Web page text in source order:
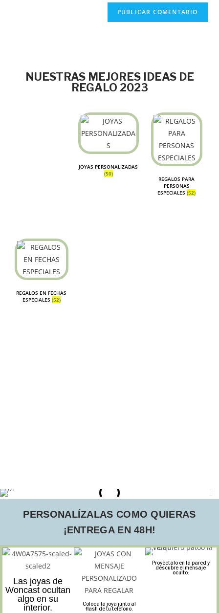
NUESTRAS MEJORES IDEAS DE
REGALO 2023
JOYAS PERSONALIZADAS
(50)
REGALOS PARA
PERSONAS
ESPECIALES(52)
REGALOS EN FECHAS
ESPECIALES (52)
PERSONALÍZALAS COMO QUIERAS
¡ENTREGA EN 48H!
Las joyas de
Woncast ocultan
algo en su
interior.
Coloca la joya junto al
flash de tu teléfono.
Proyéctalo en la pared y
descubre el mensaje
oculto.